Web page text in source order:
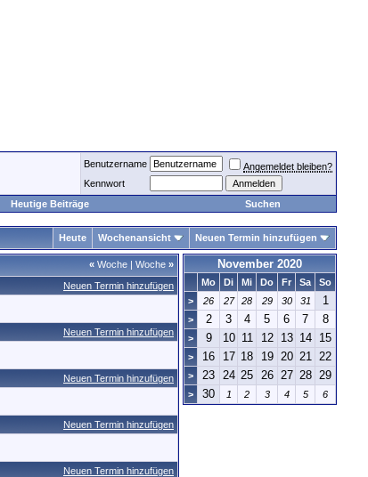
Benutzername
Angemeldet bleiben?
Kennwort
Heutige Beiträge Suchen
Heute Wochenansicht Neuen Termin hinzufügen
« Woche | Woche »
Neuen Termin hinzufügen
Neuen Termin hinzufügen
Neuen Termin hinzufügen
Neuen Termin hinzufügen
Neuen Termin hinzufügen
November 2020
Mo Di Mi Do Fr Sa
So
>
26 27 28 29 30 31 1
> 2 3 4 5 6 7 8
> 9 10 11 12 13 14 15
> 16 17 18 19 20 21 22
> 23 24 25 26 27 28 29
> 30 1 2 3 4 5 6